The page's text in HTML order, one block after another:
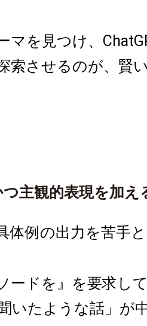
マを見つけ、
索させるのが、賢
つ主観的表現を加え
体例の出力を苦手
ードを』を要求し
いたような話」が